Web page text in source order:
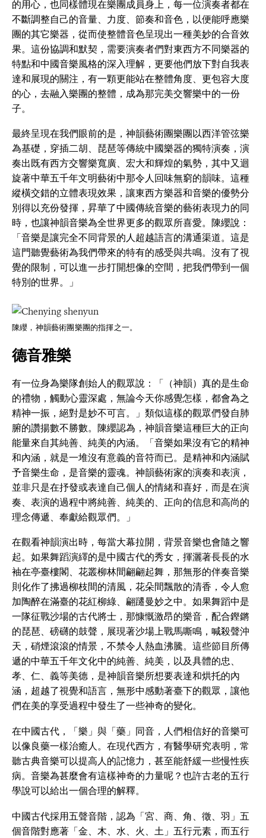
的用心，也同樣體現在樂團成員身上，每一位演奏者都在
不斷調整自己的音量、力度、節奏和音色，以便能呼應樂
團的其它樂器，從而使整體音色呈現出一種美妙的合音效
果。這份協調和默契，需要演奏者們對東西方不同樂器的
特點和中國音樂風格的深入理解，更要他們放下對自我表
達和展現的關注，有一顆更能站在整體角度、更包容大度
的心，去融入樂團的整體，成為那完美交響樂中的一份
子。
最終呈現在我們眼前的是，神韻藝術團樂團以西洋管弦樂
為基礎，穿插二胡、琵琶等傳統中國樂器的獨特演奏，演
奏出既有西方交響樂寬廣、宏大和輝煌的氣勢，其中又迴
旋著中華五千年文明藝術中那令人回味無窮的韻味。這種
縱橫交錯的立體表現效果，讓東西方樂器和音樂的優勢分
別得以充份發揮，昇華了中國傳統音樂的藝術表現力的同
時，也讓神韻音樂為全世界更多的觀眾所喜愛。陳纓說：
「音樂是讓完全不同背景的人超越語言的溝通渠道。這是
這門聽覺藝術為我們帶來的特有的感受與共鳴。沒有了視
覺的限制，可以進一步打開想像的空間，把我們帶到一個
特別的世界。」
陳纓，神韻藝術團樂團的指揮之一。
德音雅樂
有一位身為樂隊創始人的觀眾說：「（神韻）真的是生命
的禮物，觸動心靈深處，無論今天你感覺怎樣，都會為之
精神一振，絕對是妙不可言。」類似這樣的觀眾們發自肺
腑的讚揚數不勝數。陳纓認為，神韻音樂這種巨大的正向
能量來自其純善、純美的內涵。「音樂如果沒有它的精神
和內涵，就是一堆沒有意義的音符而已。是精神和內涵賦
予音樂生命，是音樂的靈魂。神韻藝術家的演奏和表演，
並非只是在抒發或表達自己個人的情緒和喜好，而是在演
奏、表演的過程中將純善、純美的、正向的信息和高尚的
理念傳遞、奉獻給觀眾們。」
在觀看神韻演出時，每當大幕拉開，背景音樂也會隨之響
起。如果舞蹈演繹的是中國古代的秀女，揮灑著長長的水
袖在亭臺樓閣、花叢柳林間翩翩起舞，那無形的伴奏音樂
則化作了拂過柳枝間的清風，花朵間飄散的清香，令人愈
加陶醉在滿臺的花紅柳綠、翩躚曼妙之中。如果舞蹈中是
一隊征戰沙場的古代將士，那慷慨激昂的樂音，配合鏗鏘
的琵琶、磅礴的鼓聲，展現著沙場上戰馬嘶鳴，喊殺聲沖
天，硝煙滾滾的情景，不禁令人熱血沸騰。這些節目所傳
遞的中華五千年文化中的純善、純美，以及具體的忠、
孝、仁、義等美德，是神韻音樂所想要表達和烘托的內
涵，超越了視覺和語言，無形中感動著臺下的觀眾，讓他
們在美的享受過程中發生了一些神奇的變化。
在中國古代，「樂」與「藥」同音，人們相信好的音樂可
以像良藥一樣治癒人。在現代西方，有醫學研究表明，常
聽古典音樂可以提高人的記憶力，甚至能舒緩一些慢性疾
病。音樂為甚麼會有這樣神奇的力量呢？也許古老的五行
學說可以給出一個合理的解釋。
中國古代採用五聲音階，認為「宮、商、角、徵、羽」五
個音階對應著「金、木、水、火、土」五行元素，而五行